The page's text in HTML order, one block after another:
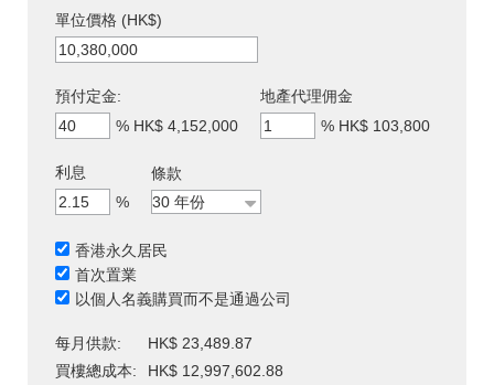
單位價格 (HK$)
預付定金:
% HK$ 4,152,000
地產代理佣金
% HK$ 103,800
利息
%
條款
香港永久居民
首次置業
以個人名義購買而不是通過公司
每月供款:
HK$ 23,489.87
買樓總成本:
HK$ 12,997,602.88